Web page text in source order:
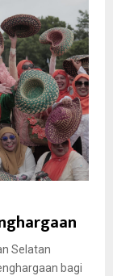
Selatan
bagi